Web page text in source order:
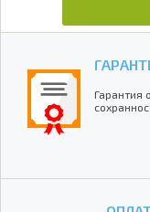
Гарантия